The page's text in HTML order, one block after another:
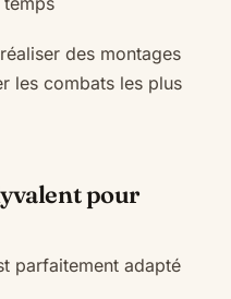
des montages
les combats les plus
pour
parfaitement adapté